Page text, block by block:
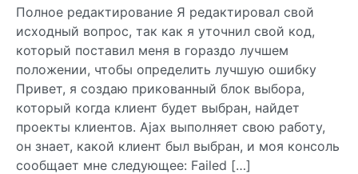
Полное редактирование Я редактировал свой
исходный вопрос, так как я уточнил свой код,
который поставил меня в гораздо лучшем
положении, чтобы определить лучшую ошибку
Привет, я создаю прикованный блок выбора,
который когда клиент будет выбран, найдет
проекты клиентов. Ajax выполняет свою работу,
он знает, какой клиент был выбран, и моя консоль
сообщает мне следующее: Failed […]